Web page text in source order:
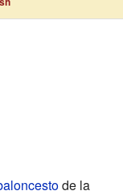
de la